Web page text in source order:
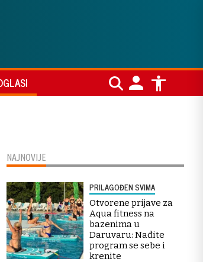
NAJNOVIJE
PRILAGOĐEN SVIMA
Otvorene prijave za
Aqua fitness na
bazenima u
Daruvaru: Nađite
program se sebe i
krenite